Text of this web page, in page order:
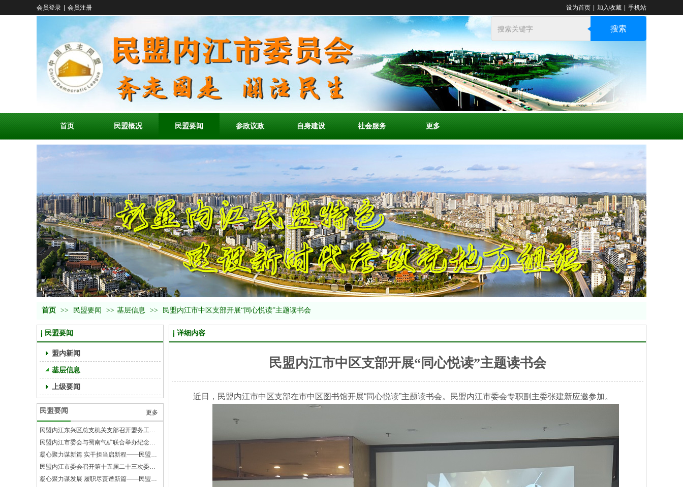
搜索
会员登录 会员注册 设为首页 加入收藏 手机站
首页 民盟概况 民盟要闻 参政议政 自身建设 社会服务 更多
首页 >> 民盟要闻 >> 基层信息 >> 民盟内江市中区支部开展“同心悦读”主题读书会
民盟要闻
盟内新闻
基层信息
上级要闻
民盟要闻 更多
民盟内江东兴区总支机关支部召开盟务工作部署会
民盟内江市委会与蜀南气矿联合举办纪念毛泽东主席视察隆昌气矿纪念馆68周年系列活动
凝心聚力谋新篇 实干担当启新程——民盟内江市中区支部召开2026年工作部署会
民盟内江市委会召开第十五届二十三次委员（扩大）会议
凝心聚力谋发展 履职尽责谱新篇——民盟内江企业支部召开2025年度工作总结会
详细内容
民盟内江市中区支部开展“同心悦读”主题读书会
近日，民盟内江市中区支部在市中区图书馆开展“同心悦读”主题读书会。民盟内江市委会专职副主委张建新应邀参加。